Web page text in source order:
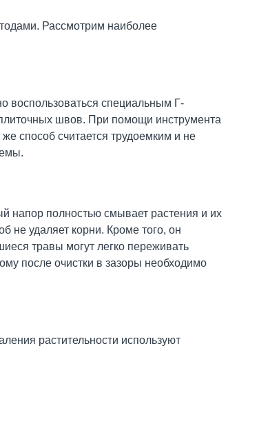
Рассмотрим наиболее
воспользоваться специальным Г-
швов. При помощи инструмента
способ считается трудоемким и не
напор полностью смывает растения и их
не удаляет корни. Кроме того, он
травы могут легко переживать
после очистки в зазоры необходимо
растительности используют